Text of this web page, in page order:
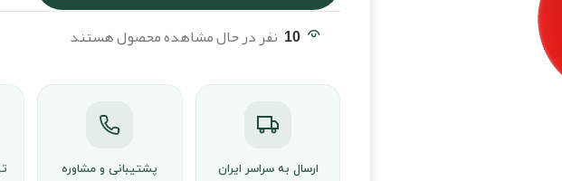
10 نفر در حال مشاهده محصول هستند
ارسال به سراسر ایران
پشتیبانی و مشاوره